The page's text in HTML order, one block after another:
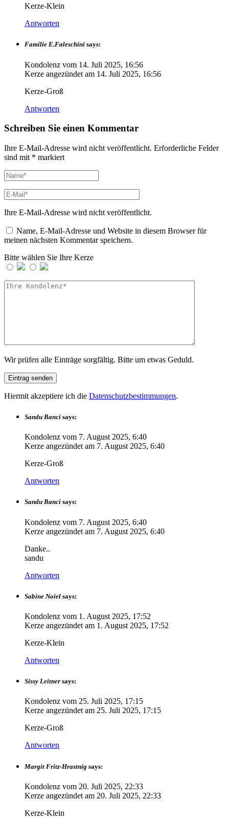
Kerze-Klein
Antworten
Familie E.Faleschini says:
Kondolenz vom 14. Juli 2025, 16:56
Kerze angezündet am 14. Juli 2025, 16:56
Kerze-Groß
Antworten
Schreiben Sie einen Kommentar
Ihre E-Mail-Adresse wird nicht veröffentlicht. Erforderliche Felder
sind mit * markiert
Ihre E-Mail-Adresse wird nicht veröffentlicht.
Name, E-Mail-Adresse und Website in diesem Browser für
meinen nächsten Kommentar speichern.
Bitte wählen Sie Ihre Kerze
Wir prüfen alle Einträge sorgfältig. Bitte um etwas Geduld.
Hiermit akzeptiere ich die Datenschutzbestimmungen.
Sandu Banci says:
Kondolenz vom 7. August 2025, 6:40
Kerze angezündet am 7. August 2025, 6:40
Kerze-Groß
Antworten
Sandu Banci says:
Kondolenz vom 7. August 2025, 6:40
Kerze angezündet am 7. August 2025, 6:40
Danke..
sandu
Antworten
Sabine Noiel says:
Kondolenz vom 1. August 2025, 17:52
Kerze angezündet am 1. August 2025, 17:52
Kerze-Klein
Antworten
Sissy Leitner says:
Kondolenz vom 25. Juli 2025, 17:15
Kerze angezündet am 25. Juli 2025, 17:15
Kerze-Groß
Antworten
Margit Fritz-Hrastnig says:
Kondolenz vom 20. Juli 2025, 22:33
Kerze angezündet am 20. Juli 2025, 22:33
Kerze-Klein